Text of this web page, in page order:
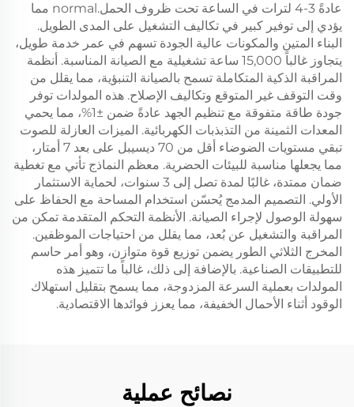
عادةً 3-4 لترات في الساعة تحت ظروف الحمل.normal مما
يؤدي إلى توفير كبير في تكاليف التشغيل على المدى الطويل.
البناء المتين والمكونات عالية الجودة تسهم في عمر خدمة طويل،
يتجاوز غالباً 15,000 ساعة تشغيلية مع الصيانة المناسبة. أنظمة
المراقبة الذكية المتكاملة تسمح بالصيانة التنبؤية، مما يقلل من
وقت التوقف غير المتوقع وتكاليف الإصلاح. هذه المولدات توفر
جودة طاقة متفوقة مع تنظيم الجهد عادةً ضمن ±1%، مما يحمي
المعدات الثمينة من التذبذبات الكهربائية. الميزات العازلة للصوت
تبقي مستويات الضوضاء أقل من 70 ديسيبل على بعد 7 أمتار،
مما يجعلها مناسبة للبيئات الحضرية. معظم النماذج تأتي مع تغطية
ضمان ممتدة، غالبًا لمدة تصل إلى 3 سنوات، لحماية الاستثمار
الأولي. التصميم المدمج يُحسّن استخدام المساحة مع الحفاظ على
سهولة الوصول لإجراء الصيانة. الأنظمة التحكم المتقدمة تمكن من
المراقبة والتشغيل عن بُعد، مما يقلل من احتياجات الموظفين.
المخرج الثلاثي الطور يضمن توزيع قوة متوازن، وهو أمر حاسم
للتطبيقات الصناعية. بالإضافة إلى ذلك، غالباً ما تتميز هذه
المولدات بعملية السرعة المزدوجة، مما يسمح بتقليل استهلاك
الوقود أثناء الأحمال الخفيفة، مما يعزز فوائدها الاقتصادية.
نصائح عملية